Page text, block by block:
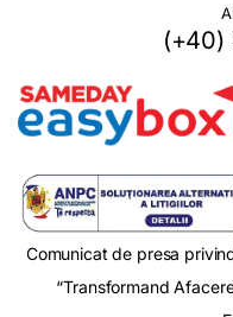
(+40)
Comunicat de presa
“Transformand